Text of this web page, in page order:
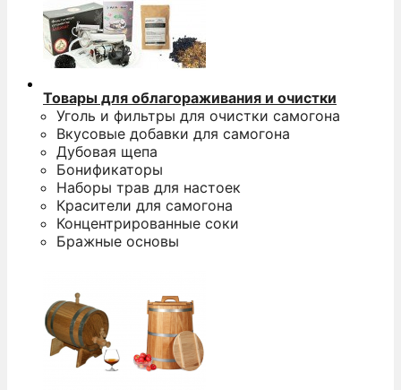
Товары для облагораживания и очистки
Уголь и фильтры для очистки самогона
Вкусовые добавки для самогона
Дубовая щепа
Бонификаторы
Наборы трав для настоек
Красители для самогона
Концентрированные соки
Бражные основы